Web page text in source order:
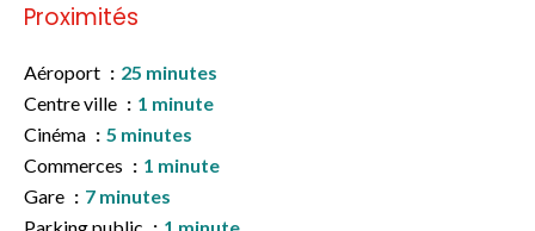
Proximités
Aéroport
25 minutes
Centre ville
1 minute
Cinéma
5 minutes
Commerces
1 minute
Gare
7 minutes